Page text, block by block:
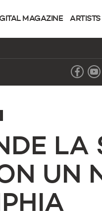
MAGAZINE ARTISTS
LA
UN